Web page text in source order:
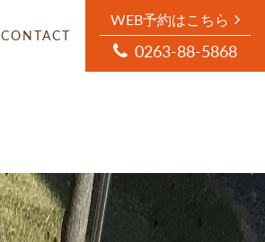
CONTACT
WEB予約はこちら
0263-88-5868